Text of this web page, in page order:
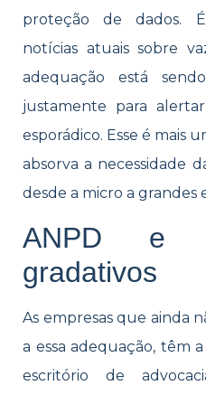
proteção de dados.
notícias atuais sobre
adequação está
justamente para
esporádico. Esse é mais
absorva a necessidade
desde a micro a grandes
ANPD e
gradativos
As empresas que ainda
a essa adequação, têm
escritório de